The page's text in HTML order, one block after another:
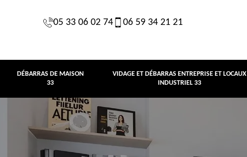
05 33 06 02 74 06 59 34 21 21
DÉBARRAS DE MAISON
33
VIDAGE ET DÉBARRAS ENTREPRISE ET LOCAUX
INDUSTRIEL 33